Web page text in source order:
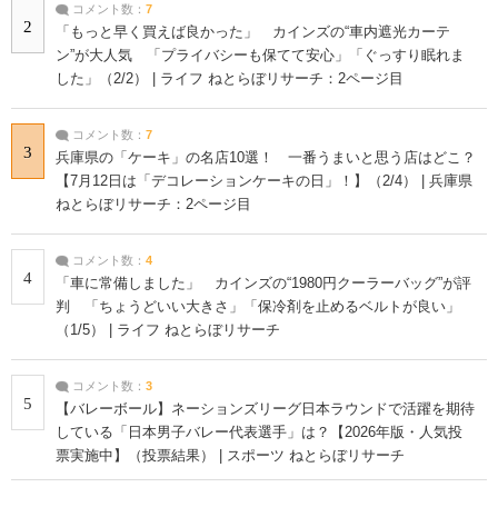
2
コメント数： 7
「もっと早く買えば良かった」 カインズの“車内遮光カーテ
ン”が大人気 「プライバシーも保てて安心」「ぐっすり眠れま
した」（2/2） | ライフ ねとらぼリサーチ：2ページ目
3
コメント数： 7
兵庫県の「ケーキ」の名店10選！ 一番うまいと思う店はどこ？
【7月12日は「デコレーションケーキの日」！】（2/4） | 兵庫県
ねとらぼリサーチ：2ページ目
4
コメント数： 4
「車に常備しました」 カインズの“1980円クーラーバッグ”が評
判 「ちょうどいい大きさ」「保冷剤を止めるベルトが良い」
（1/5） | ライフ ねとらぼリサーチ
5
コメント数： 3
【バレーボール】ネーションズリーグ日本ラウンドで活躍を期待
している「日本男子バレー代表選手」は？【2026年版・人気投
票実施中】（投票結果） | スポーツ ねとらぼリサーチ